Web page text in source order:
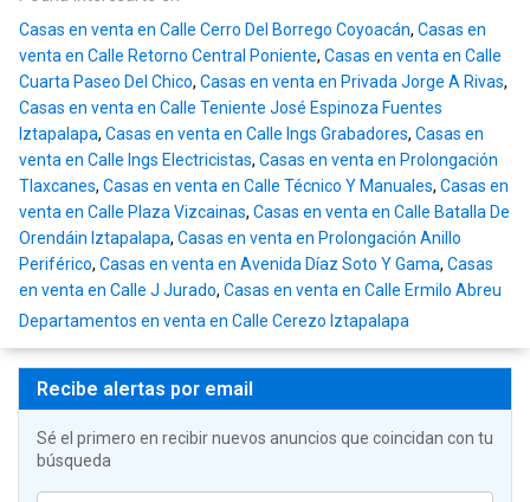
Casas en venta en Calle Cerro Del Borrego Coyoacán, Casas en
venta en Calle Retorno Central Poniente, Casas en venta en Calle
Cuarta Paseo Del Chico, Casas en venta en Privada Jorge A Rivas,
Casas en venta en Calle Teniente José Espinoza Fuentes
Iztapalapa, Casas en venta en Calle Ings Grabadores, Casas en
venta en Calle Ings Electricistas, Casas en venta en Prolongación
Tlaxcanes, Casas en venta en Calle Técnico Y Manuales, Casas en
venta en Calle Plaza Vizcainas, Casas en venta en Calle Batalla De
Orendáin Iztapalapa, Casas en venta en Prolongación Anillo
Periférico, Casas en venta en Avenida Díaz Soto Y Gama, Casas
en venta en Calle J Jurado, Casas en venta en Calle Ermilo Abreu
Departamentos en venta en Calle Cerezo Iztapalapa
Recibe alertas por email
Sé el primero en recibir nuevos anuncios que coincidan con tu
búsqueda